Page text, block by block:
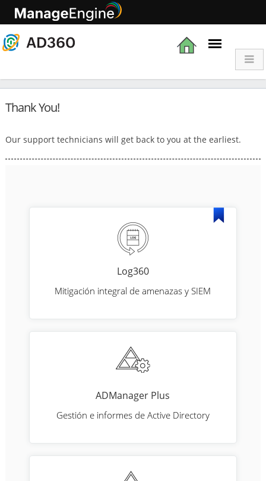
Thank You!
Our support technicians will get back to you at the earliest.
Log360
Mitigación integral de amenazas y SIEM
ADManager Plus
Gestión e informes de Active Directory